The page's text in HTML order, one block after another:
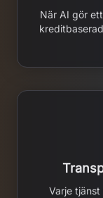
När AI gör
Varje